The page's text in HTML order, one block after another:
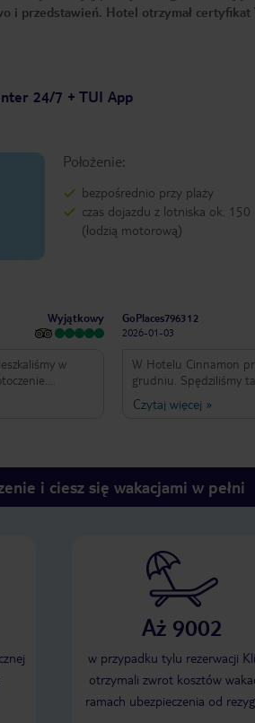
i przedstawień. Hotel otrzymał certyfikat
24/7 + TUI App
Położenie:
bezpośrednio przy plaży
czas dojazdu z lotniska ok. 150
(łodzią motorową)
Wyjątkowy
w
poziomie!
GoPlaces796312
2026-01-03
W Hotelu Cinnamon
grudniu. Spędziliśmy
najpiękniesze wakacje
Mieszkaliśmy w domku
codziennie
mocnego deszczu w
ocenau i płytka woda
(przy odpływie do
gdy w nocy mocno
słychać deszcz na
znajduje się na dachu. Obsługa
całego hotelu zawsze
szukająca kontaktu. Po
dniu kelner w
co pijemy na
a co do kolacji co było
Czytaj więcej »
i ciesz się wakacjami w pełni
Aż 9002
w przypadku tylu rezerwacji
otrzymali zwrot kosztów
ramach ubezpieczenia od